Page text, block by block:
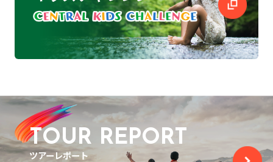
TOUR REPORT
ツアーレポート